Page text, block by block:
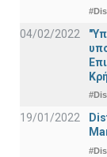
04/02/2022
19/01/2022